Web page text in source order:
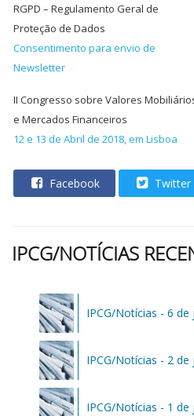
RGPD – Regulamento Geral de
Proteção de Dados
Consentimento para envio de
Newsletter
II Congresso sobre Valores
e Mercados Financeiros
12 e 13 de Abril de 2018, em Lisboa
Facebook Twitter
IPCG/NOTÍCIAS
IPCG/Notícias - 6 de
IPCG/Notícias - 2 de
IPCG/Notícias - 1 de